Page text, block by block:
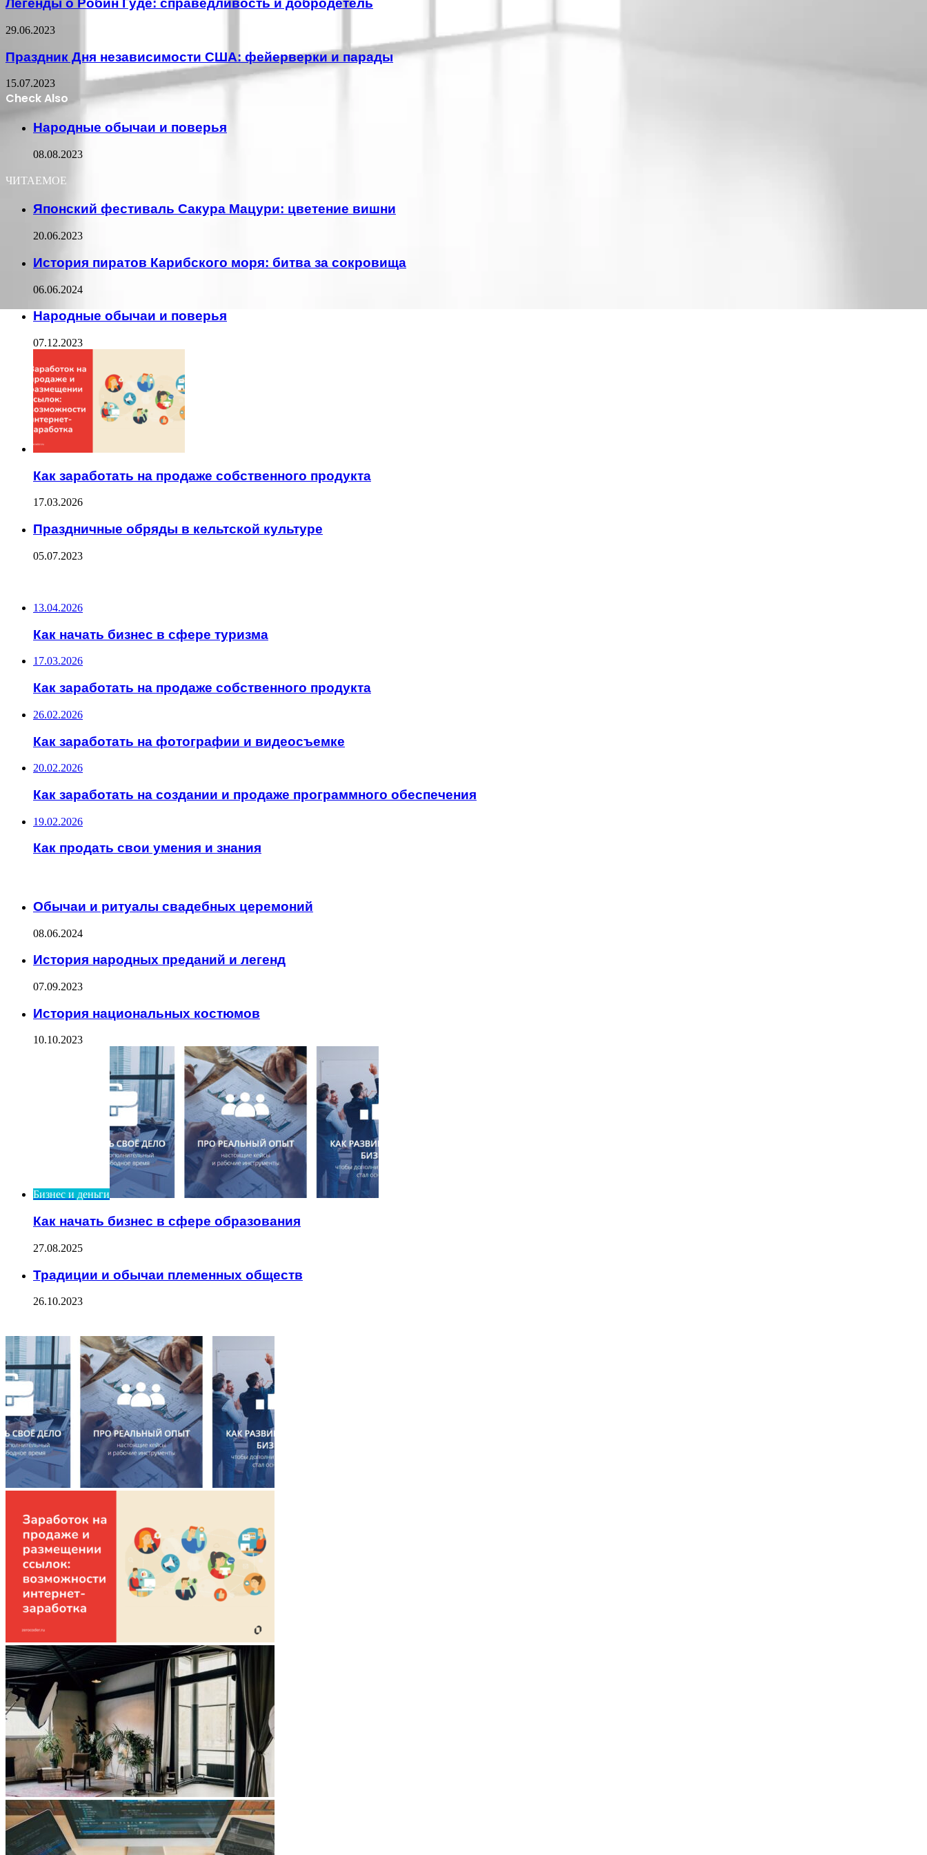
Легенды о Робин Гуде: справедливость и добродетель
29.06.2023
Праздник Дня независимости США: фейерверки и парады
15.07.2023
Check Also
Народные обычаи и поверья
08.08.2023
ЧИТАЕМОЕ
Японский фестиваль Сакура Мацури: цветение вишни
20.06.2023
История пиратов Карибского моря: битва за сокровища
06.06.2024
Народные обычаи и поверья
07.12.2023
Как заработать на продаже собственного продукта
17.03.2026
Праздничные обряды в кельтской культуре
05.07.2023
13.04.2026
Как начать бизнес в сфере туризма
17.03.2026
Как заработать на продаже собственного продукта
26.02.2026
Как заработать на фотографии и видеосъемке
20.02.2026
Как заработать на создании и продаже программного обеспечения
19.02.2026
Как продать свои умения и знания
Обычаи и ритуалы свадебных церемоний
08.06.2024
История народных преданий и легенд
07.09.2023
История национальных костюмов
10.10.2023
Бизнес и деньги
Как начать бизнес в сфере образования
27.08.2025
Традиции и обычаи племенных обществ
26.10.2023